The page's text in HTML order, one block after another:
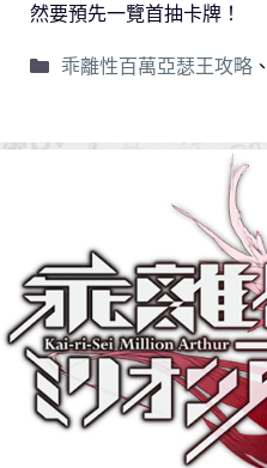
然要預先一覽首抽卡牌！
乖離性百萬亞瑟王攻略、